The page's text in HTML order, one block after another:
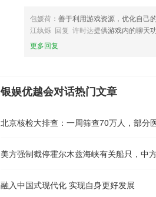
包媛荷 ：善于利用游戏资源，优化自己
江纨烁 回复 许时达提供游戏内的聊天
更多回复
银娱优越会对话热门文章
美方强制截停霍尔木兹海峡有关船只，中
融入中国式现代化 实现自身更好发展